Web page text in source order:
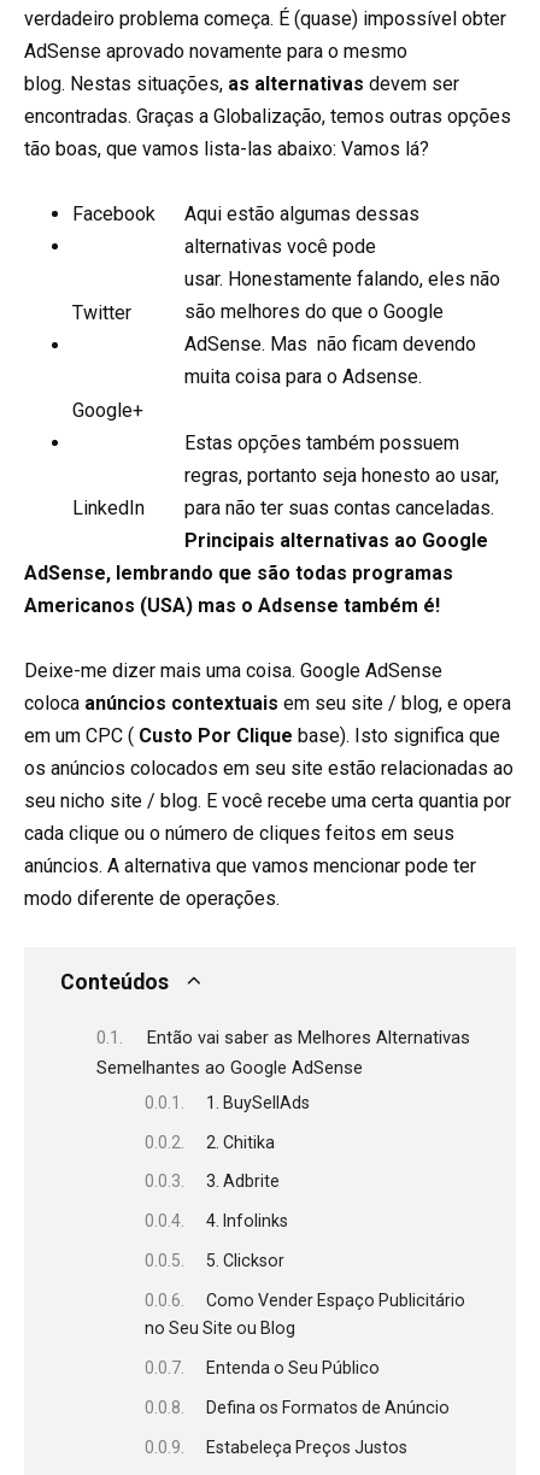
verdadeiro problema começa. É (quase) impossível obter
AdSense aprovado novamente para o mesmo
blog. Nestas situações, as alternativas devem ser
encontradas. Graças a Globalização, temos outras opções
tão boas, que vamos lista-las abaixo: Vamos lá?
Facebook
Twitter
Google+
LinkedIn
Aqui estão algumas dessas
alternativas você pode
usar. Honestamente falando, eles não
são melhores do que o Google
AdSense. Mas não ficam devendo
muita coisa para o Adsense.
Estas opções também possuem
regras, portanto seja honesto ao usar,
para não ter suas contas canceladas.
Principais alternativas ao Google
AdSense, lembrando que são todas programas
Americanos (USA) mas o Adsense também é!
Deixe-me dizer mais uma coisa. Google AdSense
coloca anúncios contextuais em seu site / blog, e opera
em um CPC ( Custo Por Clique base). Isto significa que
os anúncios colocados em seu site estão relacionadas ao
seu nicho site / blog. E você recebe uma certa quantia por
cada clique ou o número de cliques feitos em seus
anúncios. A alternativa que vamos mencionar pode ter
modo diferente de operações.
Conteúdos
Então vai saber as Melhores Alternativas
Semelhantes ao Google AdSense
1. BuySellAds
2. Chitika
3. Adbrite
4. Infolinks
5. Clicksor
Como Vender Espaço Publicitário
no Seu Site ou Blog
Entenda o Seu Público
Defina os Formatos de Anúncio
Estabeleça Preços Justos